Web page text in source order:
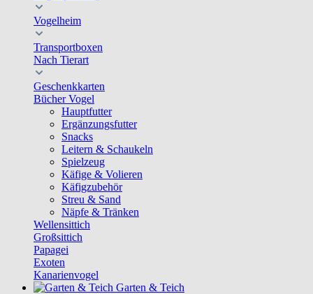
Vogelheim
Transportboxen
Nach Tierart
Geschenkkarten
Bücher Vogel
Hauptfutter
Ergänzungsfutter
Snacks
Leitern & Schaukeln
Spielzeug
Käfige & Volieren
Käfigzubehör
Streu & Sand
Näpfe & Tränken
Wellensittich
Großsittich
Papagei
Exoten
Kanarienvogel
Garten & Teich